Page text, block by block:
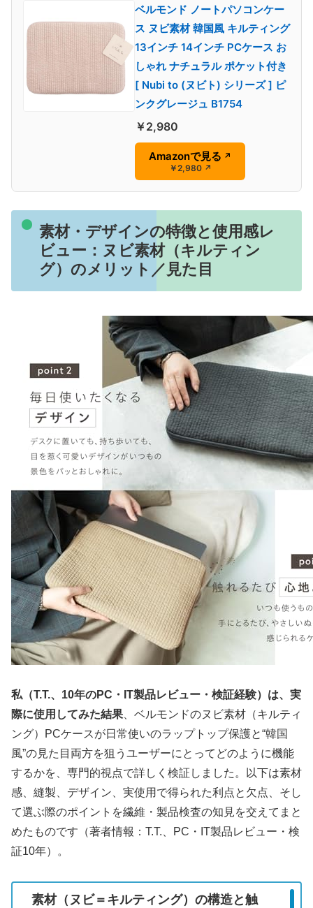
ベルモンド ノートパソコンケー
ス ヌビ素材 韓国風 キルティング
13インチ 14インチ PCケース お
しゃれ ナチュラル ポケット付き
[ Nubi to (ヌビト) シリーズ ] ピ
ンクグレージュ B1754
￥2,980
Amazonで見る ↗
￥2,980 ↗
素材・デザインの特徴と使用感レ
ビュー：ヌビ素材（キルティン
グ）のメリット／見た目
私（T.T.、10年のPC・IT製品レビュー・検証経験）は、実
際に使用してみた結果 、ベルモンドのヌビ素材（キルティ
ング）PCケースが日常使いのラップトップ保護と“韓国
風”の見た目両方を狙うユーザーにとってどのように機能
するかを、専門的視点で詳しく検証しました。以下は素材
感、縫製、デザイン、実使用で得られた利点と欠点、そし
て選ぶ際のポイントを繊維・製品検査の知見を交えてまと
めたものです（著者情報：T.T.、PC・IT製品レビュー・検
証10年）。
素材（ヌビ＝キルティング）の構造と触